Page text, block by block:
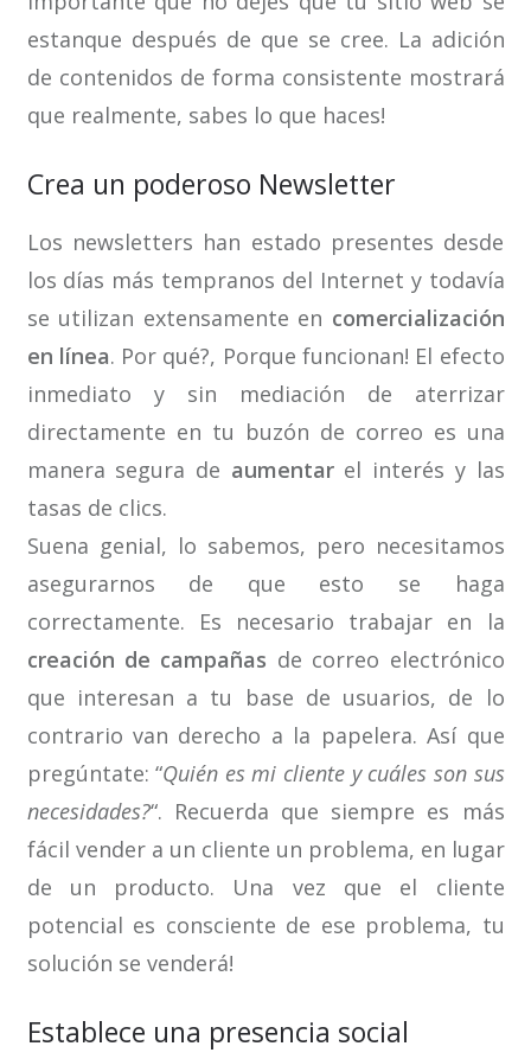
estanque después de que se cree. La adición
de contenidos de forma consistente mostrará
que realmente, sabes lo que haces!
Crea un poderoso Newsletter
Los newsletters han estado presentes desde
los días más tempranos del Internet y todavía
se utilizan extensamente en comercialización
en línea. Por qué?, Porque funcionan! El efecto
inmediato y sin mediación de aterrizar
directamente en tu buzón de correo es una
manera segura de aumentarel interés y las
tasas de clics.
Suena genial, lo sabemos, pero necesitamos
asegurarnos de que esto se haga
correctamente. Es necesario trabajar en la
creación de campañas de correo electrónico
que interesan a tu base de usuarios, de lo
contrario van derecho a la papelera. Así que
pregúntate: “Quién es mi cliente y cuáles son sus
necesidades?“. Recuerda que siempre es más
fácil vender a un cliente un problema, en lugar
de un producto. Una vez que el cliente
potencial es consciente de ese problema, tu
solución se venderá!
Establece una presencia social